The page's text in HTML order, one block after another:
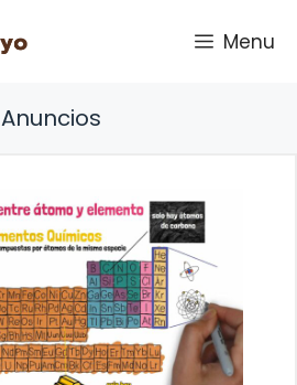
Menu
Anuncios